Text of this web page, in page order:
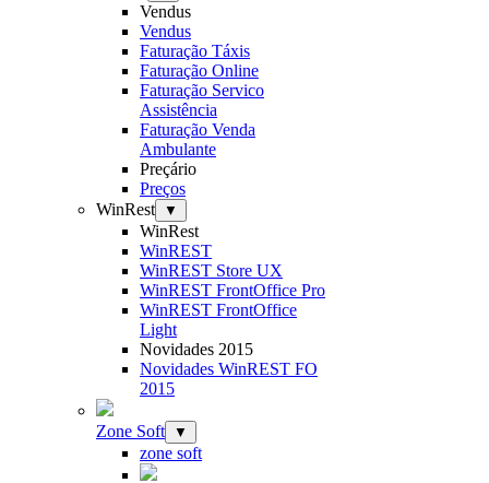
Vendus
Vendus
Faturação Táxis
Faturação Online
Faturação Servico
Assistência
Faturação Venda
Ambulante
Preçário
Preços
WinRest
▼
WinRest
WinREST
WinREST Store UX
WinREST FrontOffice Pro
WinREST FrontOffice
Light
Novidades 2015
Novidades WinREST FO
2015
Zone Soft ▼
zone soft